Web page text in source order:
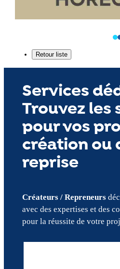
Services
Trouvez les
pour vos
création ou
reprise
Créateurs / Repreneurs
avec des expertises et des
pour la réussite de votre